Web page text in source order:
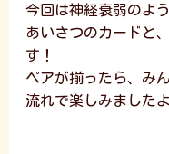
今回は神経衰弱のよ
あいさつのカードと
す！
ペアが揃ったら、み
流れで楽しみましたよ